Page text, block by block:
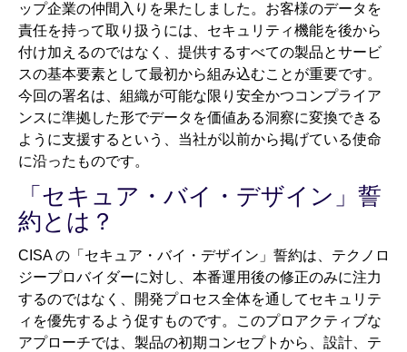
ップ企業の仲間入りを果たしました。お客様のデータを
責任を持って取り扱うには、セキュリティ機能を後から
付け加えるのではなく、提供するすべての製品とサービ
スの基本要素として最初から組み込むことが重要です。
今回の署名は、組織が可能な限り安全かつコンプライア
ンスに準拠した形でデータを価値ある洞察に変換できる
ように支援するという、当社が以前から掲げている使命
に沿ったものです。
「セキュア・バイ・デザイン」誓
約とは？
CISA の「セキュア・バイ・デザイン」誓約は、テクノロ
ジープロバイダーに対し、本番運用後の修正のみに注力
するのではなく、開発プロセス全体を通してセキュリテ
ィを優先するよう促すものです。このプロアクティブな
アプローチでは、製品の初期コンセプトから、設計、テ